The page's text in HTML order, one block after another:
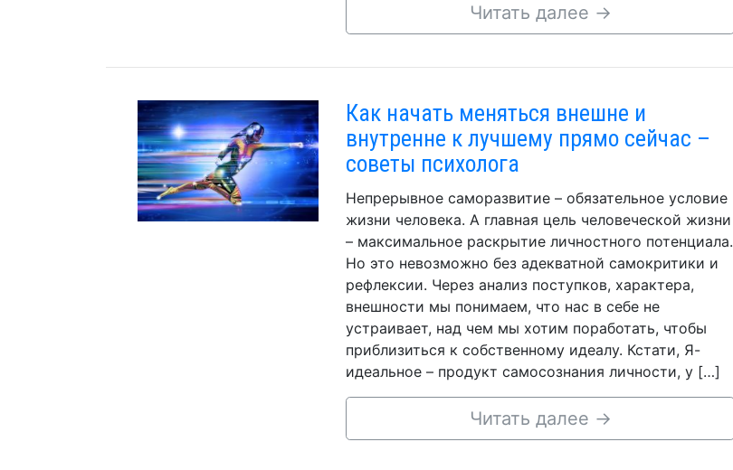
Читать далее →
Как начать меняться внешне и
внутренне к лучшему прямо сейчас –
советы психолога
Непрерывное саморазвитие – обязательное условие
жизни человека. А главная цель человеческой жизни
– максимальное раскрытие личностного потенциала.
Но это невозможно без адекватной самокритики и
рефлексии. Через анализ поступков, характера,
внешности мы понимаем, что нас в себе не
устраивает, над чем мы хотим поработать, чтобы
приблизиться к собственному идеалу. Кстати, Я-
идеальное – продукт самосознания личности, у […]
Читать далее →